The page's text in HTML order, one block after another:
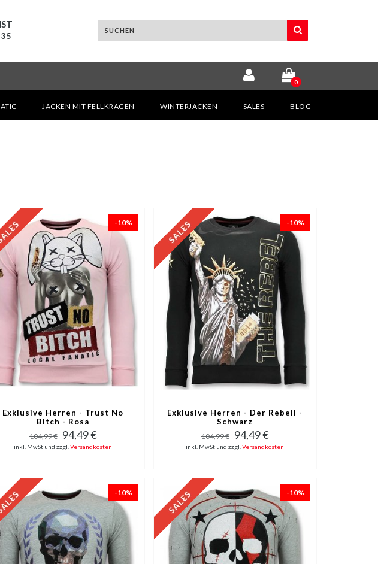
0
JACKEN MIT FELLKRAGEN WINTERJACKEN SALES BLOG
-10%
Exklusive Herren - Trust No
Bitch - Rosa
104,99 € 94,49 €
inkl. MwSt und zzgl.Versandkosten
-10%
Exklusive Herren - Der Rebell -
Schwarz
104,99 € 94,49 €
inkl. MwSt und zzgl.Versandkosten
-10% -10%